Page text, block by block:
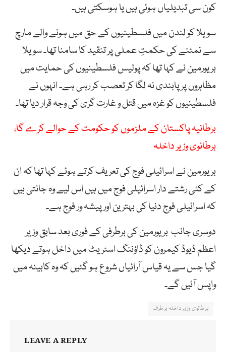
کون سی تبدیلیاں ہوئی ہیں یا ہوسکتی ہیں۔
سویلا کو لندن میں فلسطینیوں کے حق میں ہونے والے مارچ
سے نمٹنے کی حکمتِ عملی پر تنقید کا سامنا تھا۔ سویلا
بریورمین نے کہا تھا کہ پولیس فلسطینیوں کی حمایت میں
مظاہروں پر پابندی نہ لگا کر تعصب کر رہی ہے۔ انہوں نے
فلسطینیوں کو غزہ میں قتل و غارت گری کی وجہ قرار دیا تھا۔
برطانیہ پاکستان کے ملزموں کو حکومت کے حوالے کرے گا،
برطانوی وزیر داخلہ
بریورمین نے اسرائیلی فوج کی تعریف کرتے ہوئے کہا تھا کہ ان
کے کئی رشتے دار اسرائیلی فوج میں ہیں اس لیے وہ جانتی ہیں
کہ اسرائیلی فوج دنیا کی بہترین اور پیشہ ور فوج ہے۔
دوسری جانب بریورمین کی برطرفی کے فوری بعد سابق وزیر
اعظم ڈیوڈ کیمرون کو ڈاؤننگ اسٹریٹ میں داخل ہوتے دیکھا
گیا جس سے یہ قیاس آرائیاں شروع ہو گئیں کہ وہ کابینہ میں
واپس آئیں گے۔
برطانوی وزیر داخلہ برطرف
LEAVE A REPLY